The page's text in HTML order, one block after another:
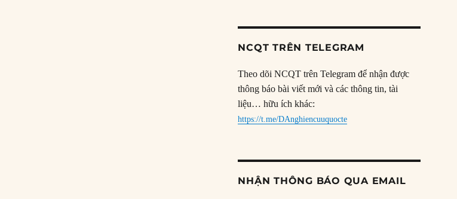
NCQT TRÊN TELEGRAM
Theo dõi NCQT trên Telegram để nhận được
thông báo bài viết mới và các thông tin, tài
liệu… hữu ích khác:
https://t.me/DAnghiencuuquocte
NHẬN THÔNG BÁO QUA EMAIL